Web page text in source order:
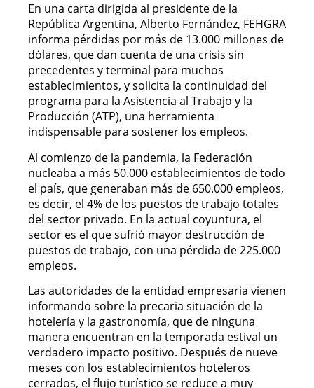
En una carta dirigida al presidente de la
República Argentina, Alberto Fernández, FEHGRA
informa pérdidas por más de 13.000 millones de
dólares, que dan cuenta de una crisis sin
precedentes y terminal para muchos
establecimientos, y solicita la continuidad del
programa para la Asistencia al Trabajo y la
Producción (ATP), una herramienta
indispensable para sostener los empleos.
Al comienzo de la pandemia, la Federación
nucleaba a más 50.000 establecimientos de todo
el país, que generaban más de 650.000 empleos,
es decir, el 4% de los puestos de trabajo totales
del sector privado. En la actual coyuntura, el
sector es el que sufrió mayor destrucción de
puestos de trabajo, con una pérdida de 225.000
empleos.
Las autoridades de la entidad empresaria vienen
informando sobre la precaria situación de la
hotelería y la gastronomía, que de ninguna
manera encuentran en la temporada estival un
verdadero impacto positivo. Después de nueve
meses con los establecimientos hoteleros
cerrados, el flujo turístico se reduce a muy